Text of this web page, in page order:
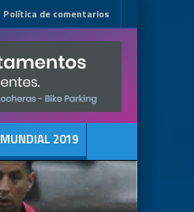
Política de comentarios
MUNDIAL 2019